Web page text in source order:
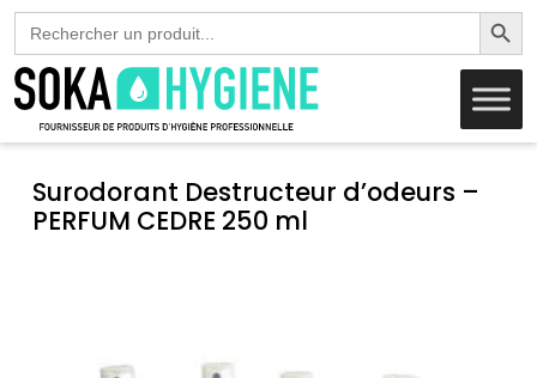
Search
for:
Search
Surodorant Destructeur d’odeurs –
PERFUM CEDRE 250 ml